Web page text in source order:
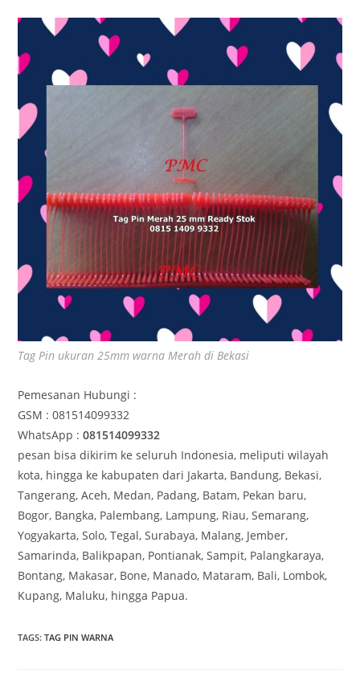
Tag Pin ukuran 25mm warna Merah di Bekasi
Pemesanan Hubungi :
GSM : 081514099332
WhatsApp :081514099332
pesan bisa dikirim ke seluruh Indonesia, meliputi wilayah
kota, hingga ke kabupaten dari Jakarta, Bandung, Bekasi,
Tangerang, Aceh, Medan, Padang, Batam, Pekan baru,
Bogor, Bangka, Palembang, Lampung, Riau, Semarang,
Yogyakarta, Solo, Tegal, Surabaya, Malang, Jember,
Samarinda, Balikpapan, Pontianak, Sampit, Palangkaraya,
Bontang, Makasar, Bone, Manado, Mataram, Bali, Lombok,
Kupang, Maluku, hingga Papua.
TAGS:TAG PIN WARNA